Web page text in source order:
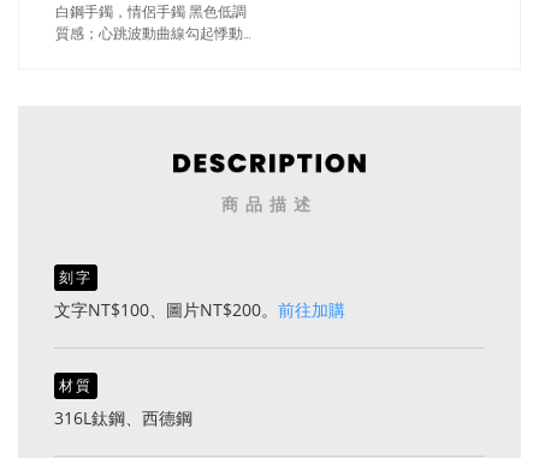
白鋼手鐲，情侶手鐲 黑色低調
質感；心跳波動曲線勾起悸動的
商品描述
刻字
文字NT$100、圖片NT$200。 前往加購
材質
316L鈦鋼、西德鋼